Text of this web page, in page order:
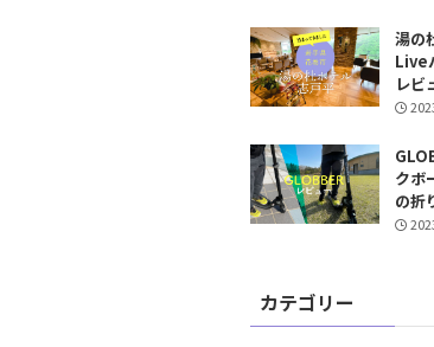
湯の
Live
レビ
クボ
の折
カテゴリー